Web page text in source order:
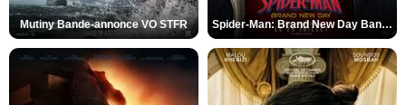
Mutiny Bande-annonce VO STFR Spider-Man: Brand New Day Bande-annonce VO STFR